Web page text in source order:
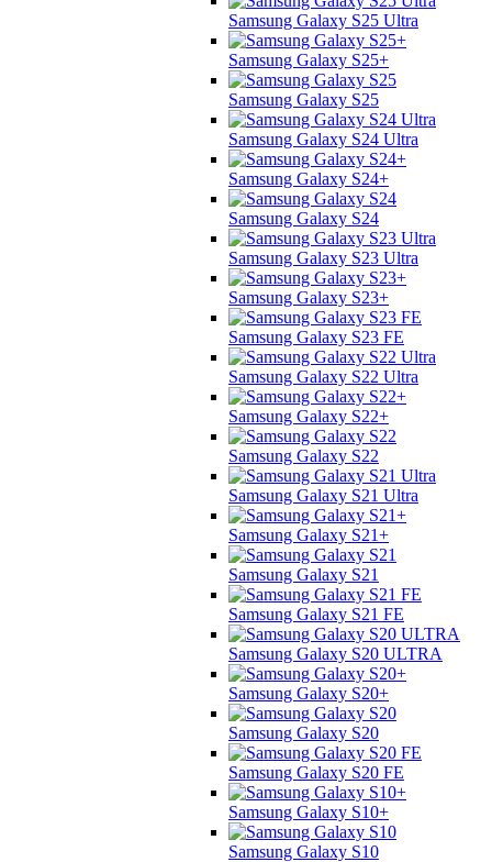
Samsung Galaxy S25 Ultra
Samsung Galaxy S25+
Samsung Galaxy S25
Samsung Galaxy S24 Ultra
Samsung Galaxy S24+
Samsung Galaxy S24
Samsung Galaxy S23 Ultra
Samsung Galaxy S23+
Samsung Galaxy S23 FE
Samsung Galaxy S22 Ultra
Samsung Galaxy S22+
Samsung Galaxy S22
Samsung Galaxy S21 Ultra
Samsung Galaxy S21+
Samsung Galaxy S21
Samsung Galaxy S21 FE
Samsung Galaxy S20 ULTRA
Samsung Galaxy S20+
Samsung Galaxy S20
Samsung Galaxy S20 FE
Samsung Galaxy S10+
Samsung Galaxy S10